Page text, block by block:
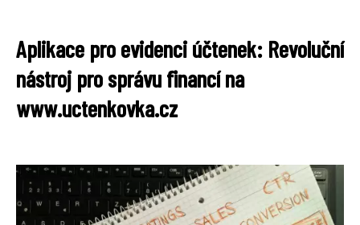
Aplikace pro evidenci účtenek: Revoluční
nástroj pro správu financí na
www.uctenkovka.cz